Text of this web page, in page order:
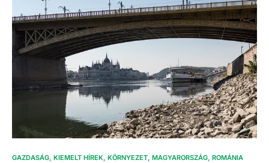
GAZDASÁG KIEMELT HÍREK KÖRNYEZET MAGYARORSZÁG ROMÁNIA